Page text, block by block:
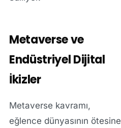
Metaverse ve
Endüstriyel Dijital
İkizler
Metaverse kavramı,
eğlence dünyasının ötesine